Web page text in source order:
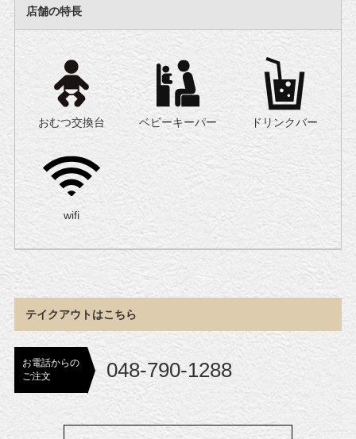
店舗の特長
おむつ交換台 ベビーキーパー ドリンクバー
wifi
テイクアウトはこちら
お電話からの
ご注文
048-790-1288